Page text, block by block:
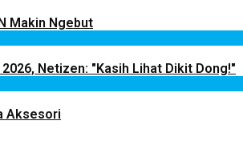
Makin Ngebut
Netizen: "Kasih Lihat Dikit Dong!"
Aksesori